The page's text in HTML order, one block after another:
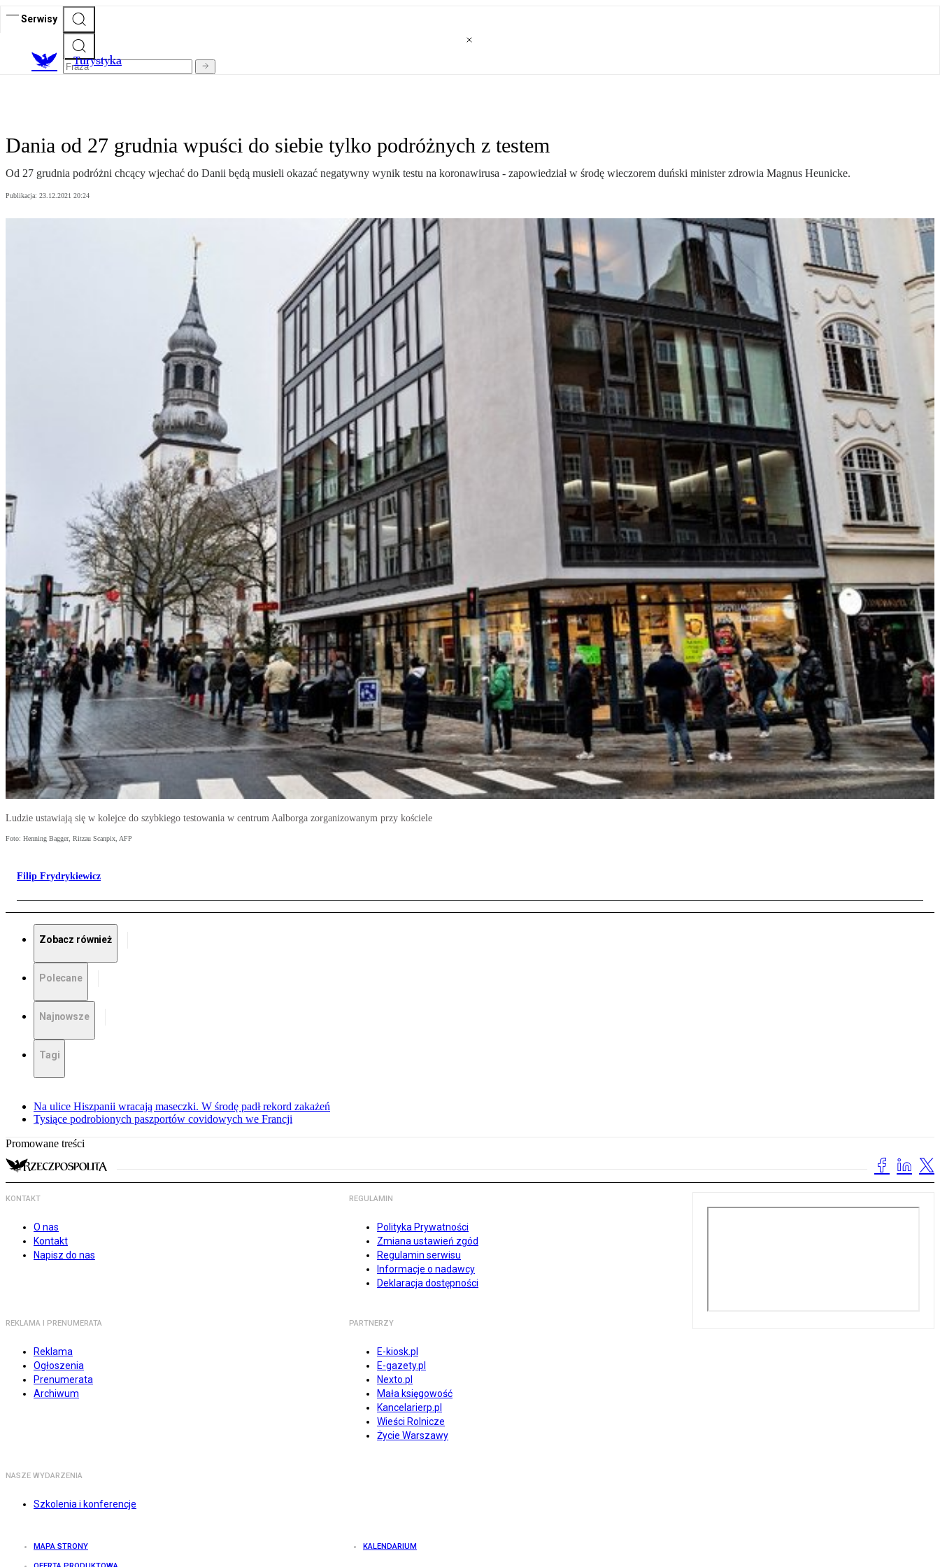
Serwisy
Turystyka
Dania od 27 grudnia wpuści do siebie tylko podróżnych z testem
Od 27 grudnia podróżni chcący wjechać do Danii będą musieli okazać negatywny wynik testu na koronawirusa - zapowiedział w środę wieczorem duński minister zdrowia Magnus Heunicke.
Publikacja: 23.12.2021 20:24
Ludzie ustawiają się w kolejce do szybkiego testowania w centrum Aalborga zorganizowanym przy kościele
Foto: Henning Bagger, Ritzau Scanpix, AFP
Filip Frydrykiewicz
Zobacz również
Polecane
Najnowsze
Tagi
Na ulice Hiszpanii wracają maseczki. W środę padł rekord zakażeń
Tysiące podrobionych paszportów covidowych we Francji
Promowane treści
KONTAKT
O nas
Kontakt
Napisz do nas
REGULAMIN
Polityka Prywatności
Zmiana ustawień zgód
Regulamin serwisu
Informacje o nadawcy
Deklaracja dostępności
REKLAMA I PRENUMERATA
Reklama
Ogłoszenia
Prenumerata
Archiwum
PARTNERZY
E-kiosk.pl
E-gazety.pl
Nexto.pl
Mała księgowość
Kancelarierp.pl
Wieści Rolnicze
Życie Warszawy
NASZE WYDARZENIA
Szkolenia i konferencje
MAPA STRONY KALENDARIUM